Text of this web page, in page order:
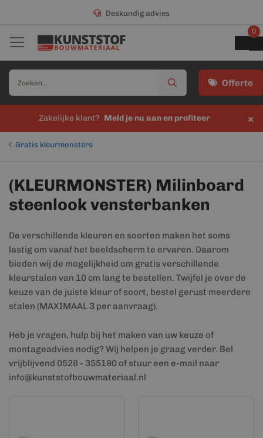
Deskundig advies
Offerte
0
Zakelijke klant? Meld je nu aan en profiteer ×
Gratis kleurmonsters
(KLEURMONSTER) Milinboard
steenlook vensterbanken
De verschillende kleuren en soorten maken het soms
lastig om vanaf het beeldscherm te ervaren. Daarom
bieden wij de mogelijkheid om gratis verschillende
kleurstalen van 10 cm lang te bestellen. Twijfel je over de
keuze van de juiste kleur of soort, bestel gerust meerdere
stalen (MAXIMAAL 3 per aanvraag).
Heb je vragen, hulp bij het maken van uw keuze of
montageadvies nodig? Wij helpen je graag verder. Bel
vrijblijvend 0528 - 355190 of stuur een e-mail naar
info@kunststofbouwmateriaal.nl